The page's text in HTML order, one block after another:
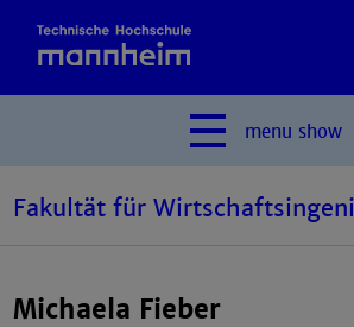
menu show
Fakultät für
Michaela Fieber